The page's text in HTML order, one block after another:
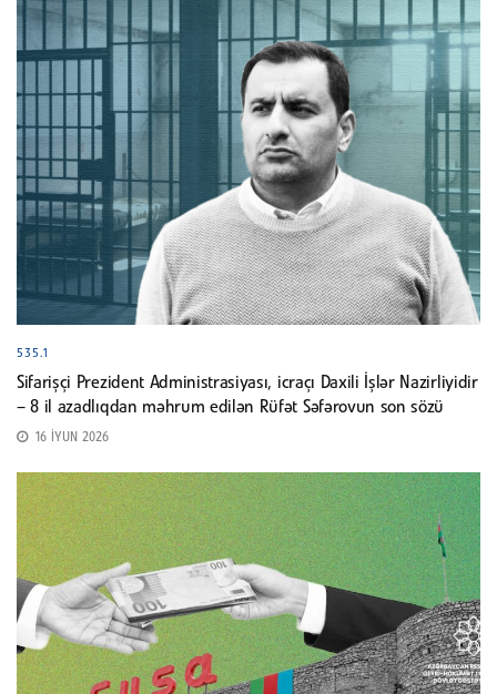
535.1
Sifarişçi Prezident Administrasiyası, icraçı Daxili İşlər Nazirliyidir
– 8 il azadlıqdan məhrum edilən Rüfət Səfərovun son sözü
16 İYUN 2026